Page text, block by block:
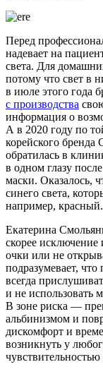
Перед
надевает на
света. Для
потому что свет в
в июле этого года
с производства
информация о
А в 2020 году по
корейского бренда
обратилась в
в одном глазу
маски. Оказалось,
синего света,
например, красный.
Екатерина
скорее исключение
очки или не
подразумевает,
всегда
и не использовать
В зоне риска —
альбинизмом и
дискомфорт и
возникнуть у
чувствительностью